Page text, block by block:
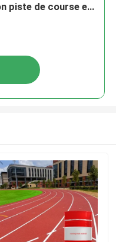
piste de course en